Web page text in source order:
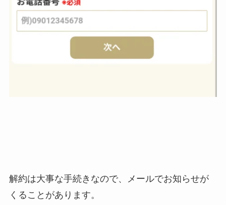
解約は大事な手続きなので、メールでお知らせが
くることがあります。